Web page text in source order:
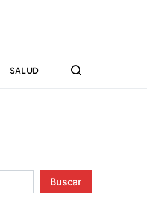
SALUD
Buscar